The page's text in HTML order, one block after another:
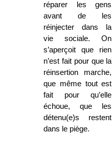
réparer les gens
avant de les
réinjecter dans la
vie sociale. On
s’aperçoit que rien
n’est fait pour que la
réinsertion marche,
que même tout est
fait pour qu’elle
échoue, que les
détenu(e)s restent
dans le piège.